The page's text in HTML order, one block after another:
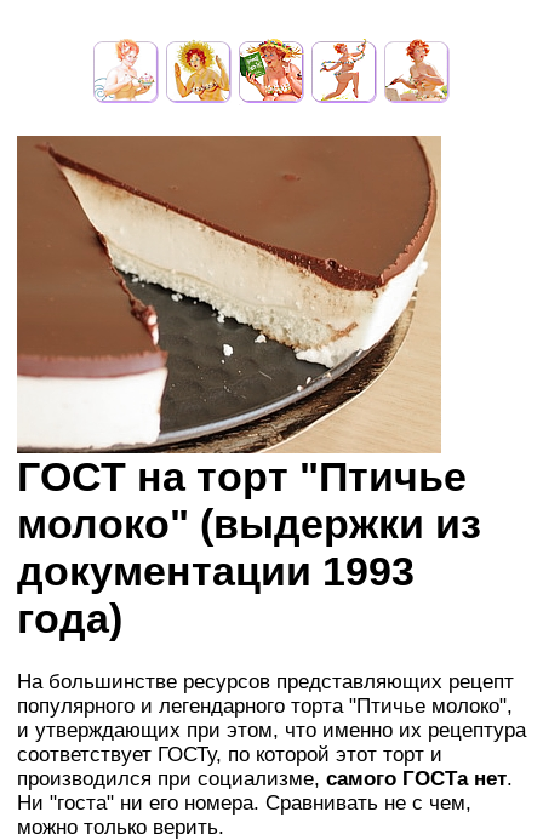
ГОСТ на торт "Птичье
молоко" (выдержки из
документации 1993
года)
На большинстве ресурсов представляющих рецепт
популярного и легендарного торта "Птичье молоко",
и утверждающих при этом, что именно их рецептура
соответствует ГОСТу, по которой этот торт и
производился при социализме, самого ГОСТа нет.
Ни "госта" ни его номера. Сравнивать не с чем,
можно только верить.